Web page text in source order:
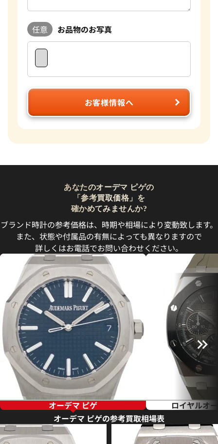
任意 お品物のお写真
お客様情報へ
あなたのオーデマ ピゲの
「参考買取価格」を
確かめてみませんか?
ブランド時計の参考価格は、時期や相場により変動致します。
また、状態や付属品の有無によっても異なりますので
詳しくはお電話でお問い合わせください。
オーデマ ピゲ
ロイヤルオ
オーデマ ピゲの参考買取相場表